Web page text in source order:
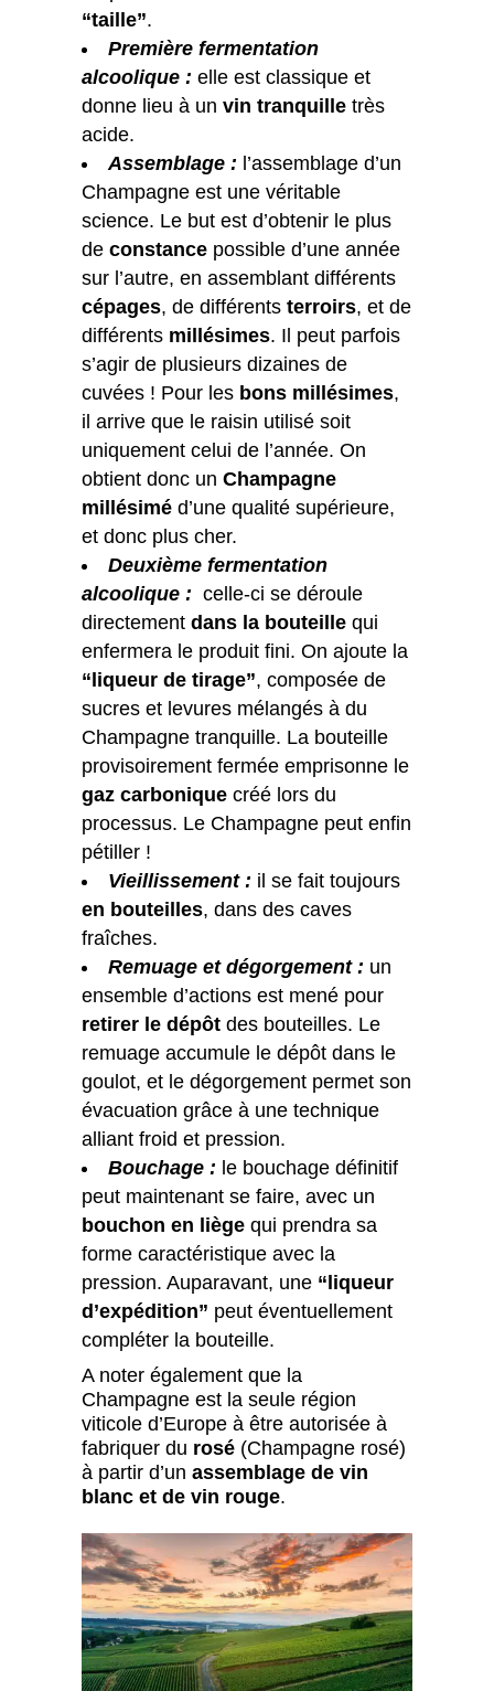
“taille”.
Première fermentation
alcoolique : elle est classique et
donne lieu à un vin tranquille très
acide.
Assemblage : l’assemblage d’un
Champagne est une véritable
science. Le but est d’obtenir le plus
de constance possible d’une année
sur l’autre, en assemblant différents
cépages, de différents terroirs, et de
différents millésimes. Il peut parfois
s’agir de plusieurs dizaines de
cuvées ! Pour les bons millésimes,
il arrive que le raisin utilisé soit
uniquement celui de l’année. On
obtient donc un Champagne
millésimé d’une qualité supérieure,
et donc plus cher.
Deuxième fermentation
alcoolique : celle-ci se déroule
directement dans la bouteille qui
enfermera le produit fini. On ajoute la
“liqueur de tirage”, composée de
sucres et levures mélangés à du
Champagne tranquille. La bouteille
provisoirement fermée emprisonne le
gaz carbonique créé lors du
processus. Le Champagne peut enfin
pétiller !
Vieillissement : il se fait toujours
en bouteilles, dans des caves
fraîches.
Remuage et dégorgement : un
ensemble d’actions est mené pour
retirer le dépôt des bouteilles. Le
remuage accumule le dépôt dans le
goulot, et le dégorgement permet son
évacuation grâce à une technique
alliant froid et pression.
Bouchage : le bouchage définitif
peut maintenant se faire, avec un
bouchon en liège qui prendra sa
forme caractéristique avec la
pression. Auparavant, une “liqueur
d’expédition” peut éventuellement
compléter la bouteille.
A noter également que la
Champagne est la seule région
viticole d’Europe à être autorisée à
fabriquer du rosé (Champagne rosé)
à partir d’un assemblage de vin
blanc et de vin rouge.